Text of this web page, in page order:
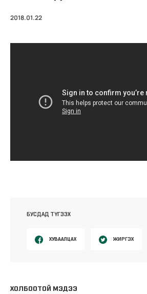
2018.01.22
БУСДАД ТҮГЭЭХ
ХУВААЛЦАХ ЖИРГЭХ
ХОЛБООТОЙ МЭДЭЭ